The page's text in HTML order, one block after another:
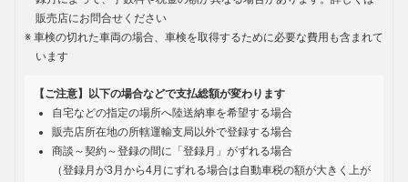
販売店にお問合せください
車検の切れた車両の場合、車検を取得するために必要な費用も含まれて
います
【ご注意】以下の場合などで支払総額が変わります
自宅などの指定の場所へ陸送納車を希望する場合
販売店所在地の所轄運輸支局以外で登録する場合
商談～契約～登録の間に「登録月」がずれる場合
（登録月が3月から4月にずれる場合は自動車税の額が大きく上が